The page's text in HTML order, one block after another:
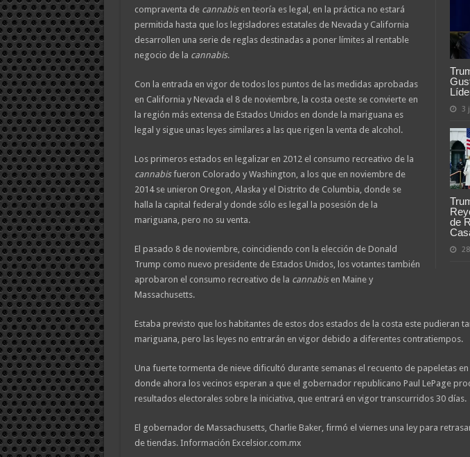
3
de
compraventa de cannabisen teoría es legal, en la práctica no estará
permitida hasta que los legisladores estatales de Nevada y California
desarrollen una serie de reglas destinadas a poner límites al rentable
negocio de la cannabis.
Con la entrada en vigor de todos los puntos de las medidas aprobadas
en California y Nevada el 8 de noviembre, la costa oeste se convierte en
la región más extensa de Estados Unidos en donde la mariguana es
legal y sigue unas leyes similares a las que rigen la venta de alcohol.
Los primeros estados en legalizar en 2012 el consumo recreativo de la
cannabisfueron Colorado y Washington, a los que en noviembre de
2014 se unieron Oregon, Alaska y el Distrito de Columbia, donde se
halla la capital federal y donde sólo es legal la posesión de la
mariguana, pero no su venta.
El pasado 8 de noviembre, coincidiendo con la elección de Donald
Trump como nuevo presidente de Estados Unidos, los votantes también
aprobaron el consumo recreativo de la cannabisen Maine y
Massachusetts.
Estaba previsto que los habitantes de estos dos estados de la costa este pudieran
mariguana, pero las leyes no entrarán en vigor debido a diferentes contratiempos.
Una fuerte tormenta de nieve dificultó durante semanas el recuento de papeletas en
donde ahora los vecinos esperan a que el gobernador republicano Paul LePage
resultados electorales sobre la iniciativa, que entrará en vigor transcurridos 30 días.
El gobernador de Massachusetts, Charlie Baker, firmó el viernes una ley para
de tiendas. Información Excelsior.com.mx